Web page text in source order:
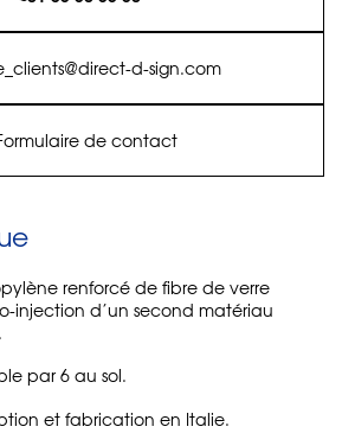
d-sign.com
de contact
renforcé de fibre de verre
injection d’un second matériau
par 6 au sol.
et fabrication en Italie.